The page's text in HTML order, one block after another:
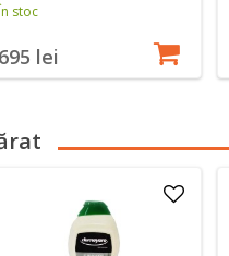
stoc
695 lei